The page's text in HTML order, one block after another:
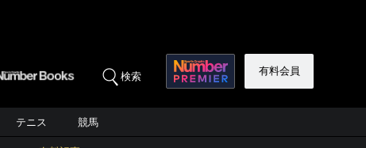
検索 有料会員
テニス 競馬